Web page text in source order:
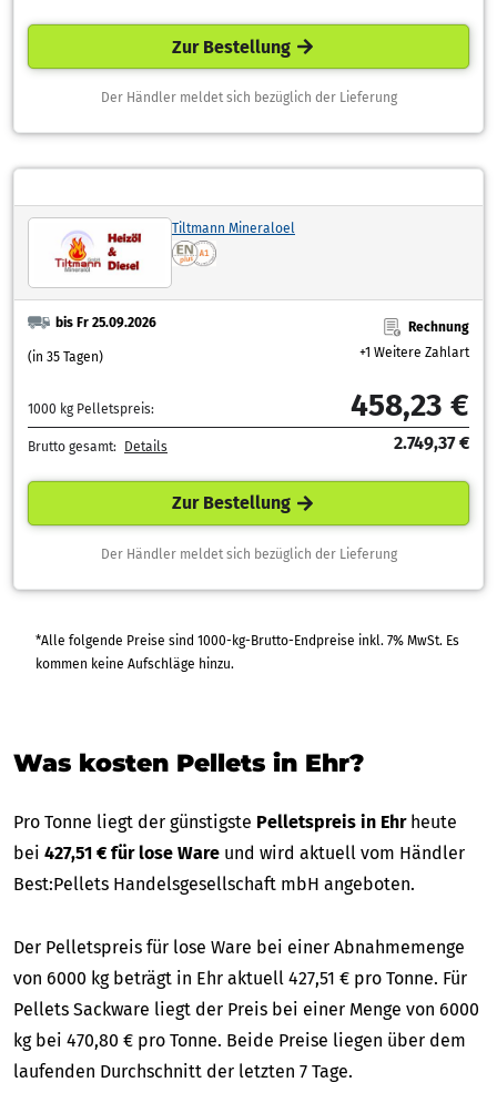
Zur Bestellung
Der Händler meldet sich bezüglich der Lieferung
Tiltmann Mineraloel
bis Fr 25.09.2026
(in 35 Tagen)
Rechnung
+1 Weitere Zahlart
1000 kg Pelletspreis: 458,23 €
Brutto gesamt: Details 2.749,37 €
Zur Bestellung
Der Händler meldet sich bezüglich der Lieferung
*Alle folgende Preise sind 1000-kg-Brutto-Endpreise inkl. 7% MwSt. Es
kommen keine Aufschläge hinzu.
Was kosten Pellets in Ehr?
Pro Tonne liegt der günstigste Pelletspreis in Ehr heute
bei 427,51 € für lose Ware und wird aktuell vom Händler
Best:Pellets Handelsgesellschaft mbH angeboten.
Der Pelletspreis für lose Ware bei einer Abnahmemenge
von 6000 kg beträgt in Ehr aktuell 427,51 € pro Tonne. Für
Pellets Sackware liegt der Preis bei einer Menge von 6000
kg bei 470,80 € pro Tonne. Beide Preise liegen über dem
laufenden Durchschnitt der letzten 7 Tage.